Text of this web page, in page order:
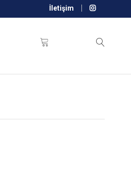
İletişim